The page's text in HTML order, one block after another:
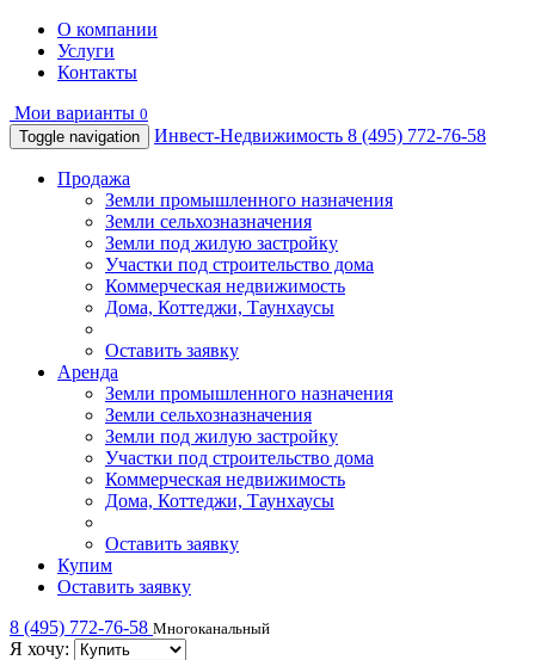
О компании
Услуги
Контакты
Мои варианты 0
Toggle navigation
Инвест-Недвижимость 8 (495) 772-76-58
Продажа
Земли промышленного назначения
Земли сельхозназначения
Земли под жилую застройку
Участки под строительство дома
Коммерческая недвижимость
Дома, Коттеджи, Таунхаусы
Оставить заявку
Аренда
Земли промышленного назначения
Земли сельхозназначения
Земли под жилую застройку
Участки под строительство дома
Коммерческая недвижимость
Дома, Коттеджи, Таунхаусы
Оставить заявку
Купим
Оставить заявку
8 (495) 772-76-58 Многоканальный
Я хочу: